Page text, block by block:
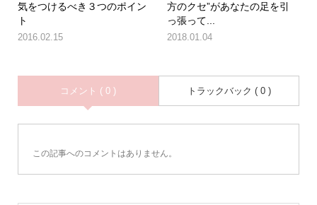
気をつけるべき３つのポイン
ト
2016.02.15
方のクセ”があなたの足を引
っ張って...
2018.01.04
コメント ( 0 ) トラックバック ( 0 )
この記事へのコメントはありません。